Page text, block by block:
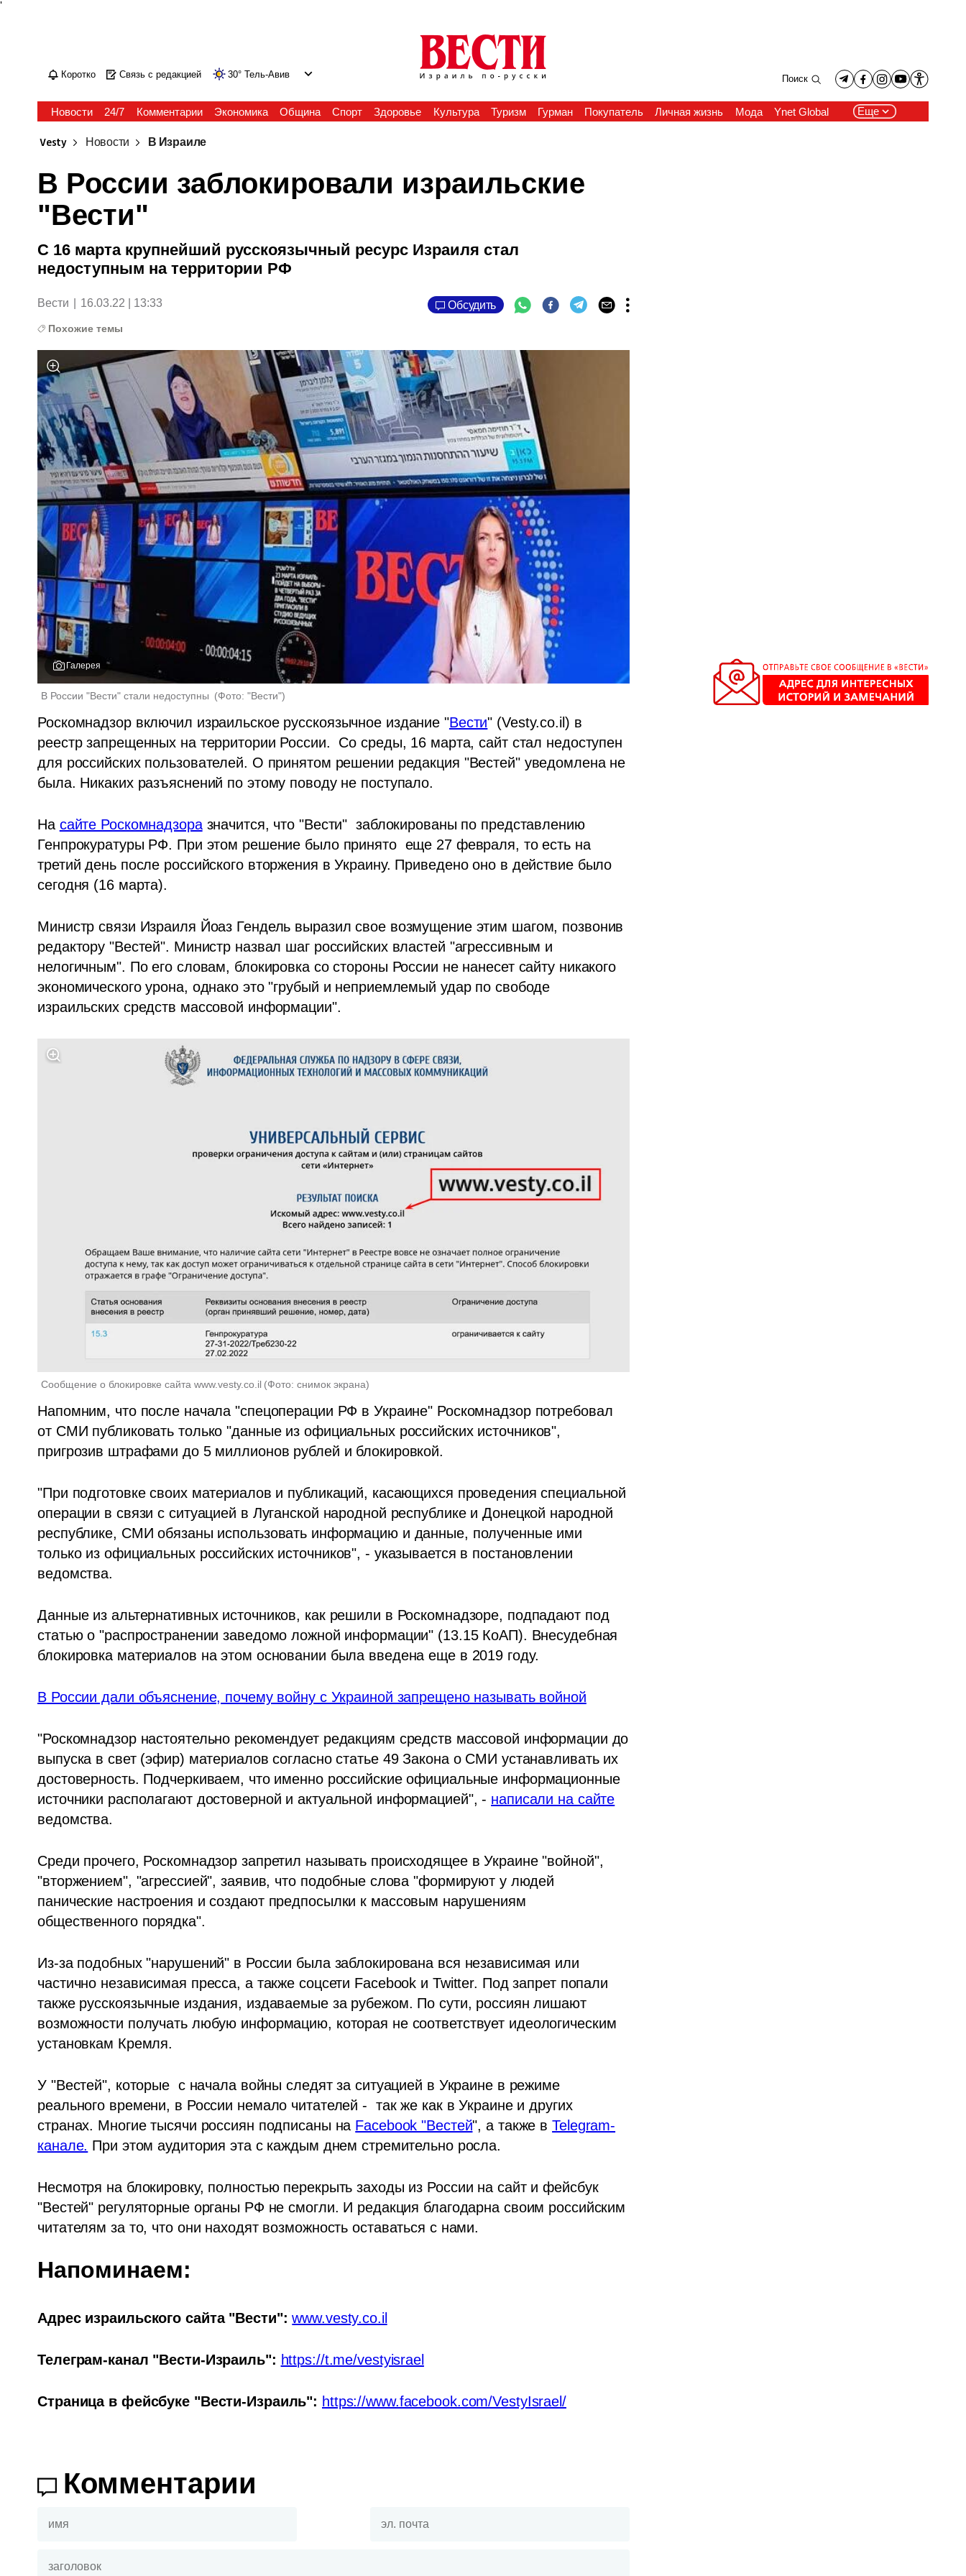
'
Коротко Связь с редакцией 30° Тель-Авив Поиск
Новости 24/7 Комментарии Экономика Община Спорт Здоровье Культура Туризм Гурман Покупатель Личная жизнь Мода Ynet Global Еще
Vesty Новости В Израиле
В России заблокировали израильские
"Вести"
С 16 марта крупнейший русскоязычный ресурс Израиля стал
недоступным на территории РФ
Вести 16.03.22 | 13:33 Обсудить
Похожие темы
Галерея
В России "Вести" стали недоступны (Фото: "Вести")
Роскомнадзор включил израильское русскоязычное издание "Вести" (Vesty.co.il) в
реестр запрещенных на территории России.  Со среды, 16 марта, сайт стал недоступен
для российских пользователей. О принятом решении редакция "Вестей" уведомлена не
была. Никаких разъяснений по этому поводу не поступало.
На сайте Роскомнадзора значится, что "Вести"  заблокированы по представлению
Генпрокуратуры РФ. При этом решение было принято  еще 27 февраля, то есть на
третий день после российского вторжения в Украину. Приведено оно в действие было
сегодня (16 марта).
Министр связи Израиля Йоаз Гендель выразил свое возмущение этим шагом, позвонив
редактору "Вестей". Министр назвал шаг российских властей "агрессивным и
нелогичным". По его словам, блокировка со стороны России не нанесет сайту никакого
экономического урона, однако это "грубый и неприемлемый удар по свободе
израильских средств массовой информации".
Сообщение о блокировке сайта www.vesty.co.il (Фото: снимок экрана)
Напомним, что после начала "спецоперации РФ в Украине" Роскомнадзор потребовал
от СМИ публиковать только "данные из официальных российских источников",
пригрозив штрафами до 5 миллионов рублей и блокировкой.
"При подготовке своих материалов и публикаций, касающихся проведения специальной
операции в связи с ситуацией в Луганской народной республике и Донецкой народной
республике, СМИ обязаны использовать информацию и данные, полученные ими
только из официальных российских источников", - указывается в постановлении
ведомства.
Данные из альтернативных источников, как решили в Роскомнадзоре, подпадают под
статью о "распространении заведомо ложной информации" (13.15 КоАП). Внесудебная
блокировка материалов на этом основании была введена еще в 2019 году.
В России дали объяснение, почему войну с Украиной запрещено называть войной
"Роскомнадзор настоятельно рекомендует редакциям средств массовой информации до
выпуска в свет (эфир) материалов согласно статье 49 Закона о СМИ устанавливать их
достоверность. Подчеркиваем, что именно российские официальные информационные
источники располагают достоверной и актуальной информацией", - написали на сайте
ведомства.
Среди прочего, Роскомнадзор запретил называть происходящее в Украине "войной",
"вторжением", "агрессией", заявив, что подобные слова "формируют у людей
панические настроения и создают предпосылки к массовым нарушениям
общественного порядка".
Из-за подобных "нарушений" в России была заблокирована вся независимая или
частично независимая пресса, а также соцсети Facebook и Twitter. Под запрет попали
также русскоязычные издания, издаваемые за рубежом. По сути, россиян лишают
возможности получать любую информацию, которая не соответствует идеологическим
установкам Кремля.
У "Вестей", которые  с начала войны следят за ситуацией в Украине в режиме
реального времени, в России немало читателей -  так же как в Украине и других
странах. Многие тысячи россиян подписаны на Facebook "Вестей", а также в Telegram-
канале. При этом аудитория эта с каждым днем стремительно росла.
Несмотря на блокировку, полностью перекрыть заходы из России на сайт и фейсбук
"Вестей" регуляторные органы РФ не смогли. И редакция благодарна своим российским
читателям за то, что они находят возможность оставаться с нами.
Напоминаем:
Адрес израильского сайта "Вести": www.vesty.co.il
Телеграм-канал "Вести-Израиль": https://t.me/vestyisrael
Страница в фейсбуке "Вести-Израиль": https://www.facebook.com/VestyIsrael/
Комментарии